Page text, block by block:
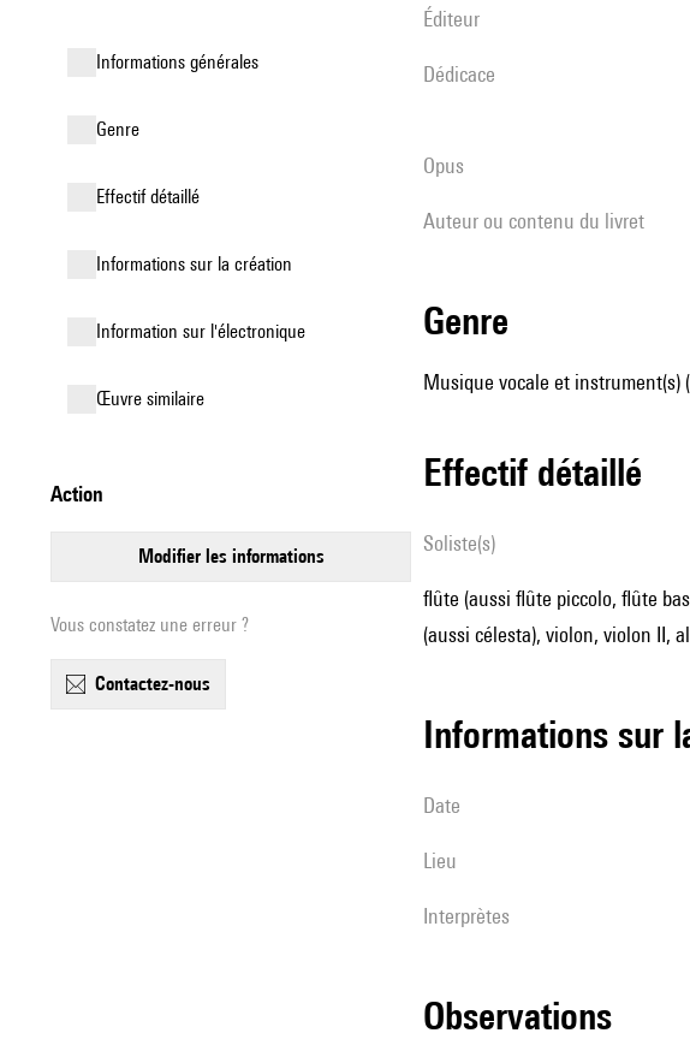
informations générales
genre
effectif détaillé
informations sur la création
Information sur l'électronique
œuvre similaire
action
modifier les informations
Vous constatez une erreur ?
contactez-nous
éditeur
Dédicace
Opus
Auteur ou contenu du livret
genre
Musique vocale et instrument(s)
effectif détaillé
Soliste(s)
flûte (aussi flûte piccolo, flûte
(aussi célesta), violon, violon II,
informations sur
date
lieu
interprètes
observations